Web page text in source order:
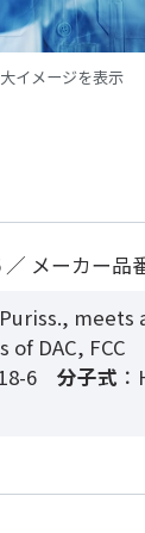
イメージを表示
／ メーカー品
Puriss., meets
DAC, FCC
6 分子式